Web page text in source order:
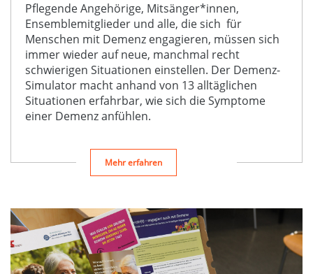
Pflegende Angehörige, Mitsänger*innen,
Ensemblemitglieder und alle, die sich für
Menschen mit Demenz engagieren, müssen sich
immer wieder auf neue, manchmal recht
schwierigen Situationen einstellen. Der Demenz-
Simulator macht anhand von 13 alltäglichen
Situationen erfahrbar, wie sich die Symptome
einer Demenz anfühlen.
Mehr erfahren